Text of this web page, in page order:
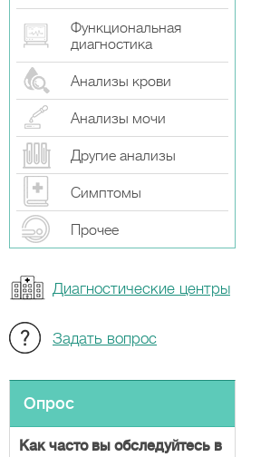
Функциональная
диагностика
Анализы крови
Анализы мочи
Другие анализы
Симптомы
Прочeе
Диагностические центры
Задать вопрос
Опрос
Как часто вы обследуйтесь в